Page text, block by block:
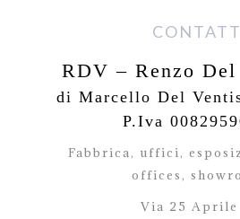
RDV – Renzo
di Marcello Del
P.Iva
Fabbrica, uffici,
offices,
Via 25 Aprile